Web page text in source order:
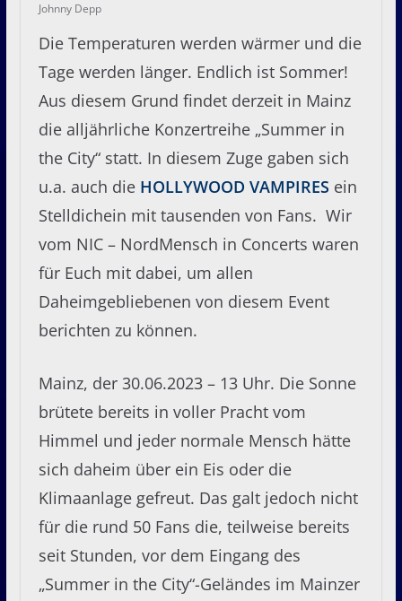
Johnny Depp
Die Temperaturen werden wärmer und die
Tage werden länger. Endlich ist Sommer!
Aus diesem Grund findet derzeit in Mainz
die alljährliche Konzertreihe „Summer in
the City“ statt. In diesem Zuge gaben sich
u.a. auch die HOLLYWOOD VAMPIRES ein
Stelldichein mit tausenden von Fans. Wir
vom NIC – NordMensch in Concerts waren
für Euch mit dabei, um allen
Daheimgebliebenen von diesem Event
berichten zu können.
Mainz, der 30.06.2023 – 13 Uhr. Die Sonne
brütete bereits in voller Pracht vom
Himmel und jeder normale Mensch hätte
sich daheim über ein Eis oder die
Klimaanlage gefreut. Das galt jedoch nicht
für die rund 50 Fans die, teilweise bereits
seit Stunden, vor dem Eingang des
„Summer in the City“-Geländes im Mainzer